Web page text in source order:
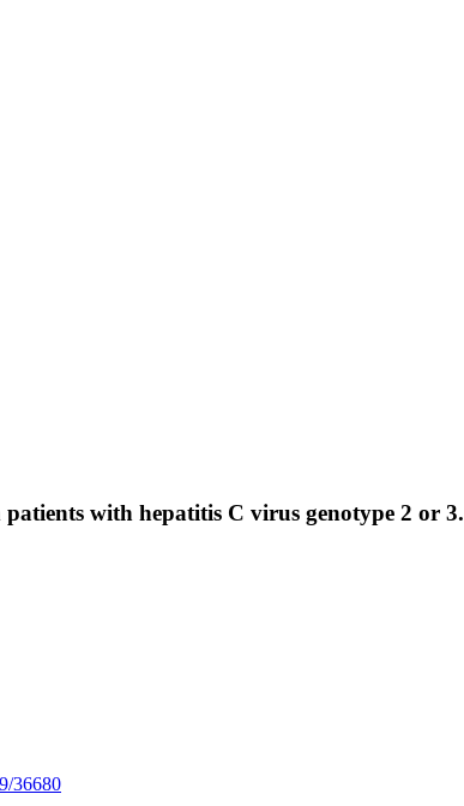
with hepatitis C virus genotype 2 or 3.
36680